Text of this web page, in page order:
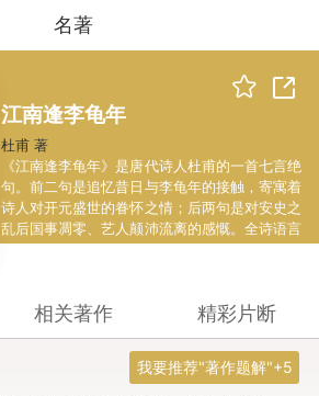
名著
江南逢李龟年
杜甫 著
《江南逢李龟年》是唐代诗人杜甫的一首七言绝
句。前二句是追忆昔日与李龟年的接触，寄寓着
诗人对开元盛世的眷怀之情；后两句是对安史之
乱后国事凋零、艺人颠沛流离的感慨。全诗语言
相关著作 精彩片断
我要推荐"著作题解"+5